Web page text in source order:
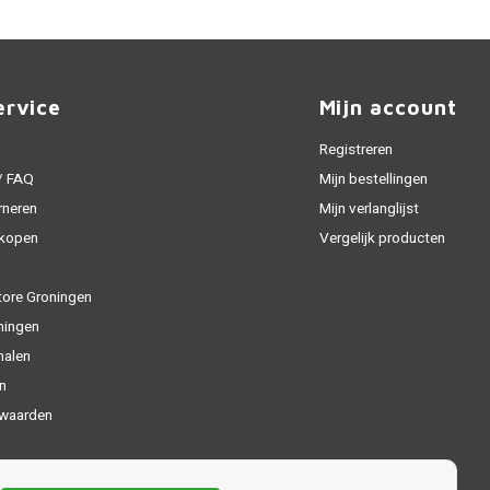
Groningen
Mijn account
Registreren
Mijn bestellingen
Mijn verlanglijst
Vergelijk producten